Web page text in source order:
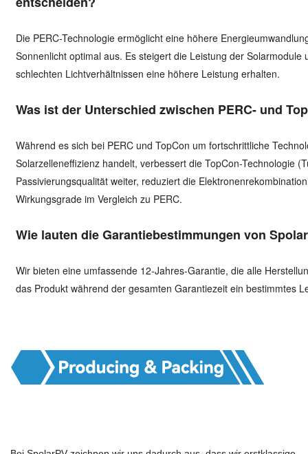
Die PERC-Technologie ermöglicht eine höhere
Sonnenlicht optimal aus. Es steigert die Leistung der Solarmodule
schlechten Lichtverhältnissen eine höhere Leistung erhalten.
Was ist der Unterschied zwischen PERC- und
Während es sich bei PERC und TopCon um fortschrittliche
Solarzelleneffizienz handelt, verbessert die TopCon-Technologie
Passivierungsqualität weiter, reduziert die
Wirkungsgrade im Vergleich zu PERC.
Wie lauten die Garantiebestimmungen von
Wir bieten eine umfassende 12-Jahres-Garantie, die alle
das Produkt während der gesamten Garantiezeit ein bestimmtes